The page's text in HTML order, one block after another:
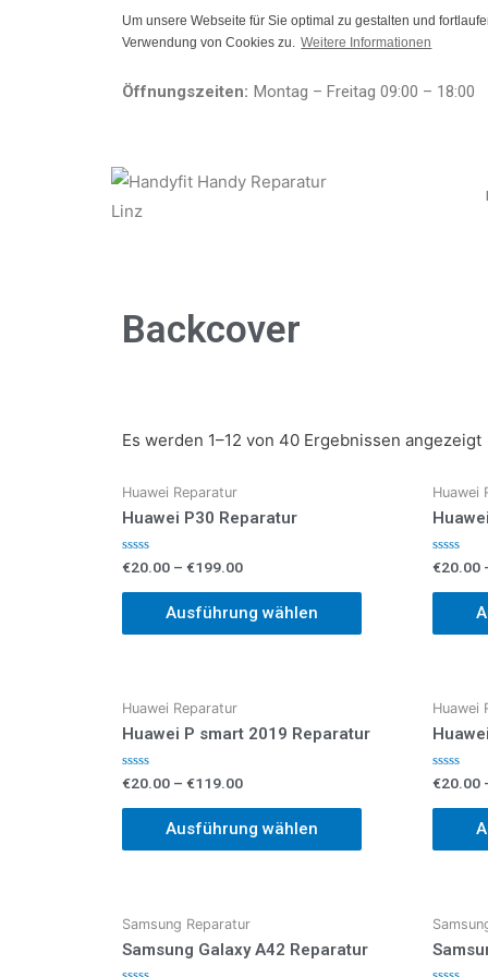
Um unsere Webseite für Sie optimal zu gestalten und
Verwendung von Cookies zu. Weitere Informationen
Öffnungszeiten: Montag – Freitag 09:00 – 18:00
Backcover
Es werden 1–12 von 40 Ergebnissen angezeigt
Huawei Reparatur
Huawei P30 Reparatur
Bewertet
0
€20.00 – €199.00
Ausführung wählen
Huawei
Bewertet
0
€20.00
Huawei Reparatur
Huawei P smart 2019 Reparatur
Bewertet
mit
0
€20.00 – €119.00
Ausführung wählen
Huawei
Bewertet
mit
0
€20.00
Samsung Reparatur
Samsung Galaxy A42 Reparatur